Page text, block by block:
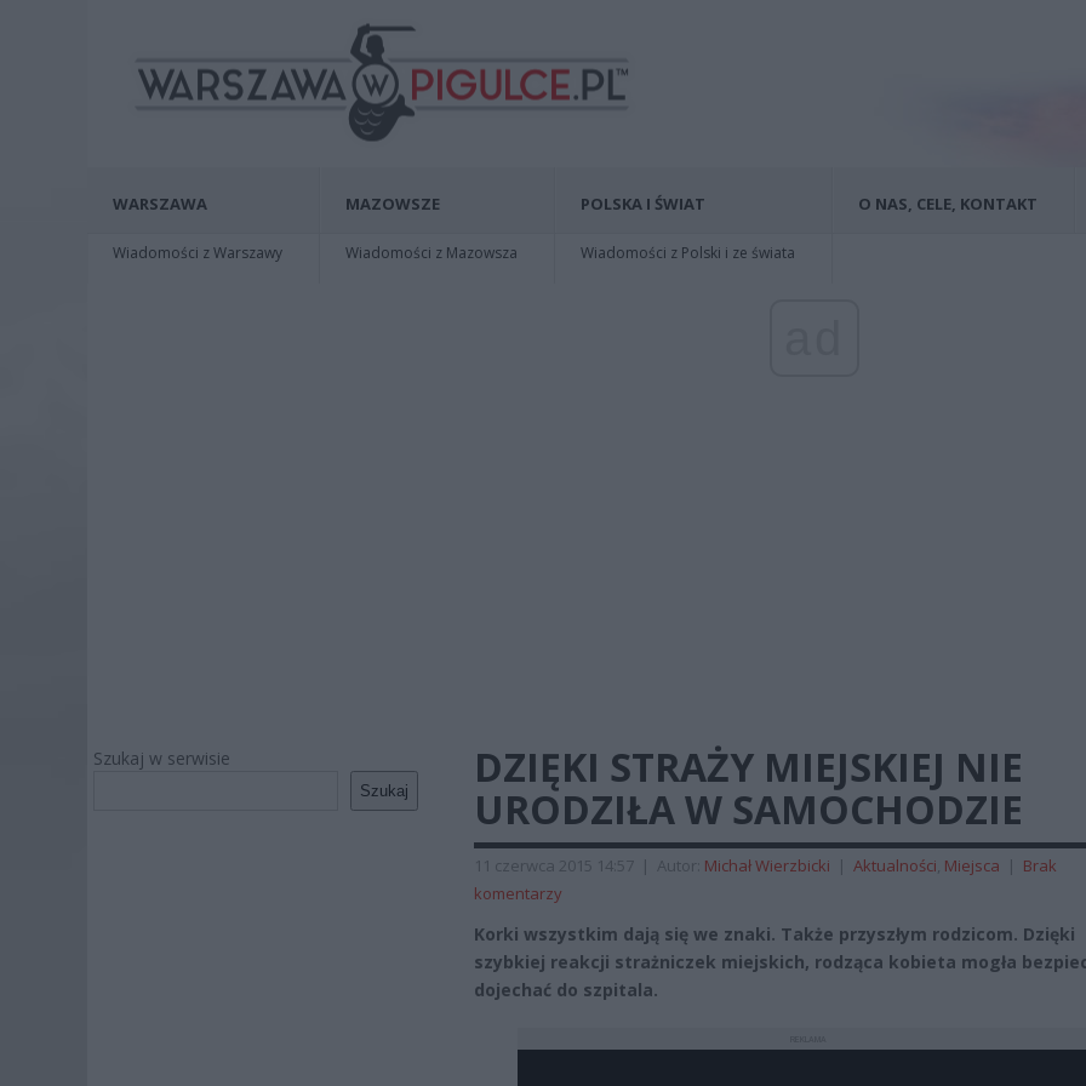
WARSZAWA
Wiadomości z Warszawy
MAZOWSZE
Wiadomości z Mazowsza
POLSKA I ŚWIAT
Wiadomości z Polski i ze świata
O NAS, CELE, KONTAKT
Szukaj w serwisie
Szukaj
DZIĘKI STRAŻY MIEJSKIEJ NIE
URODZIŁA W SAMOCHODZIE
11 czerwca 2015 14:57 | Autor: Michał Wierzbicki | Aktualności Miejsca | Brak
komentarzy
Korki wszystkim dają się we znaki. Także przyszłym rodzicom. Dzięki
szybkiej reakcji strażniczek miejskich, rodząca kobieta mogła
dojechać do szpitala.